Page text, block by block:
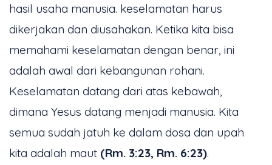
hasil usaha manusia. keselamatan harus
dikerjakan dan diusahakan. Ketika kita bisa
memahami keselamatan dengan benar, ini
adalah awal dari kebangunan rohani.
Keselamatan datang dari atas kebawah,
dimana Yesus datang menjadi manusia. Kita
semua sudah jatuh ke dalam dosa dan upah
kita adalah maut (Rm. 3:23, Rm. 6:23).